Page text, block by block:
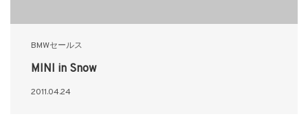
BMWセールス
MINI in Snow
2011.04.24